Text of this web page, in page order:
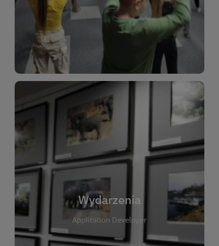
Dla Dzieci
To miejsce stworzone z myślą o najmłodszych
Wydarzenia
Application Developer
Wydarzenia
W tej zakładce publikujemy informacje o
wszystkich wydarzeniach organizowanych przez
bibliotekę. Znajdziesz tu zapowiedzi spotkań
autorskich, warsztatów, prelekcji i zajęć
tematycznych dla różnych grup wiekowych. Każde
wydarzenie ma na celu promowanie kultury
czytelniczej oraz integrację społeczności lokalnej.
Dzięki kalendarzowi wydarzeń możesz łatwo